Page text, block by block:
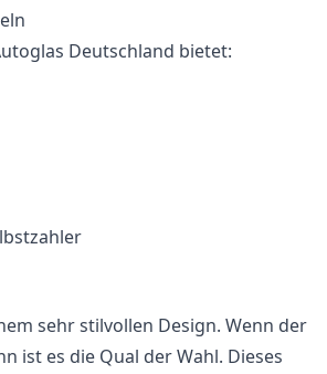
Deutschland bietet:
sehr stilvollen Design. Wenn der
ist es die Qual der Wahl. Dieses